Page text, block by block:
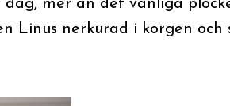
mer än det vanliga
Linus nerkurad i korgen och